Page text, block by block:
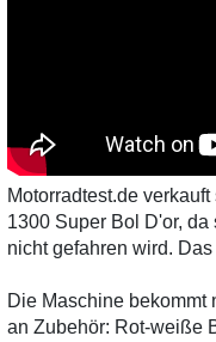
Motorradtest.de
1300 Super Bol D'or,
nicht gefahren wird.
Die Maschine bekommt
an Zubehör: Rot-weiße